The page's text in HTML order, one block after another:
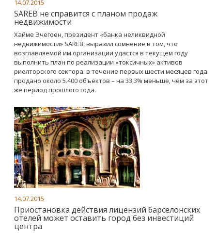
14.07.2015
SAREB не справится с планом продаж
недвижимости
Хайме Эчегоен, президент «банка неликвидной
недвижимости» SAREB, выразил сомнение в том, что
возглавляемой им организации удастся в текущем году
выполнить план по реализации «токсичных» активов
риелторского сектора: в течение первых шести месяцев года
продано около 5.400 объектов – на 33,3% меньше, чем за этот
же период прошлого года.
14.07.2015
Приостановка действия лицензий барселонских
отелей может оставить город без инвестиций
центра